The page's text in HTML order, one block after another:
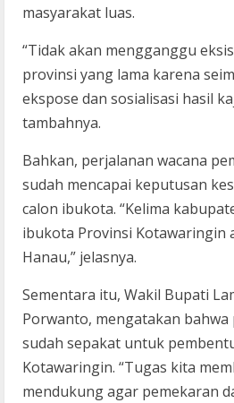
masyarakat luas.
“Tidak akan mengganggu
provinsi yang lama karena
ekspose dan sosialisasi hasil
tambahnya.
Bahkan, perjalanan wacana
sudah mencapai keputusan
calon ibukota. “Kelima
ibukota Provinsi Kotawaringin
Hanau,” jelasnya.
Sementara itu, Wakil Bupati
Porwanto, mengatakan bahwa
sudah sepakat untuk
Kotawaringin. “Tugas kita
mendukung agar pemekaran